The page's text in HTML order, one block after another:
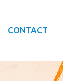
CONTACT